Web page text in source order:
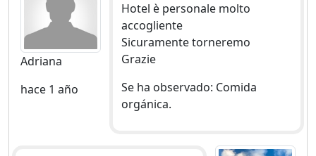
Adriana
hace 1 año
Hotel è personale molto
accogliente
Sicuramente torneremo
Grazie
Se ha observado: Comida
orgánica.